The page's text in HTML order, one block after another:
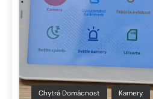
Chytrá Domácnost Kamery